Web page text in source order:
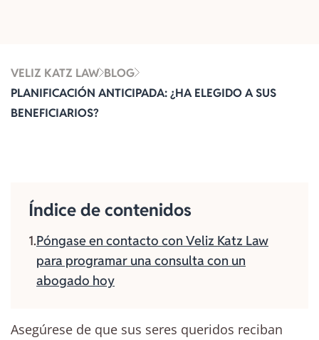
VELIZ KATZ LAW BLOG
PLANIFICACIÓN ANTICIPADA: ¿HA ELEGIDO A SUS
BENEFICIARIOS?
Índice de contenidos
Póngase en contacto con Veliz Katz Law
para programar una consulta con un
abogado hoy
Asegúrese de que sus seres queridos reciban